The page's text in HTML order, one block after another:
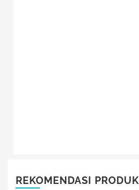
REKOMENDASI PRODUK